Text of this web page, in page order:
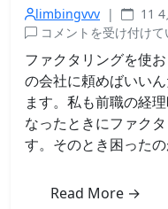
limbingvvv |
11
フ
ク
タ
リ
ン
を
コメントを受け付け
ファクタリングを使
の会社に頼めばいい
ます。私も前職の経
なったときにファク
す。そのとき困った
Read More →